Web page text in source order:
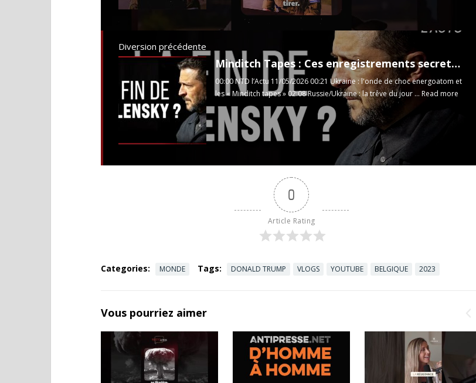
Diversion précédente
Minditch Tapes : Ces enregistrements secrets peuvent-ils tout faire basculer ?
00:00 NTD l’Actu 11/05/2026 00:21 Ukraine : l'onde de choc energoatom et
les « Minditch tapes » 02:08 Russie/Ukraine : la trêve du jour ... Read more
0
Article Rating
Categories: MONDE Tags: DONALD TRUMP VLOGS YOUTUBE BELGIQUE 2023
Vous pourriez aimer